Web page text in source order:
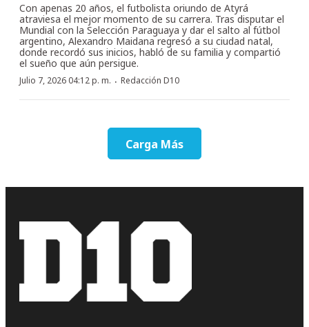
Con apenas 20 años, el futbolista oriundo de Atyrá
atraviesa el mejor momento de su carrera. Tras disputar el
Mundial con la Selección Paraguaya y dar el salto al fútbol
argentino, Alexandro Maidana regresó a su ciudad natal,
donde recordó sus inicios, habló de su familia y compartió
el sueño que aún persigue.
Julio 7, 2026 04:12 p. m. · Redacción D10
Carga Más